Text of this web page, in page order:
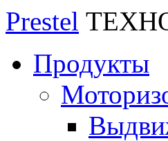
Prestel
Продукты